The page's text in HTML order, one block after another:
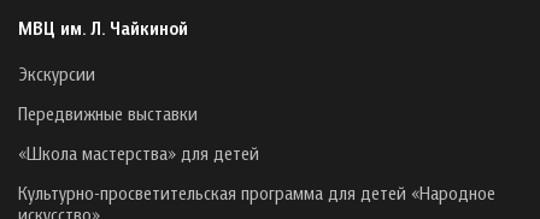
МВЦ им. Л. Чайкиной
Экскурсии
Передвижные выставки
«Школа мастерства» для детей
Культурно-просветительская программа для детей «Народное
искусство»